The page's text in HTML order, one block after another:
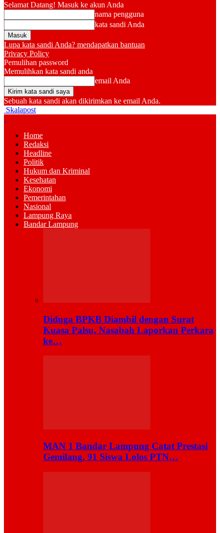
Selamat Datang! Masuk ke akun Anda
nama pengguna
kata sandi Anda
Lupa kata sandi Anda? mendapatkan bantuan
Privacy Policy
Pemulihan password
Memulihkan kata sandi anda
email Anda
Sebuah kata sandi akan dikirimkan ke email Anda.
Skalapost
Home
Redaksi
Headline
Politik
Hukum dan Kriminal
Kesehatan
Ekonomi
Pemerintahan
Nasional
Lampung Raya
Bandar Lampung
Diduga BPKB Diambil dengan Surat
Kuasa Palsu, Nasabah Laporkan Perkara
ke…
MAN 1 Bandar Lampung Catat Prestasi
Gemilang, 91 Siswa Lolos PTN…